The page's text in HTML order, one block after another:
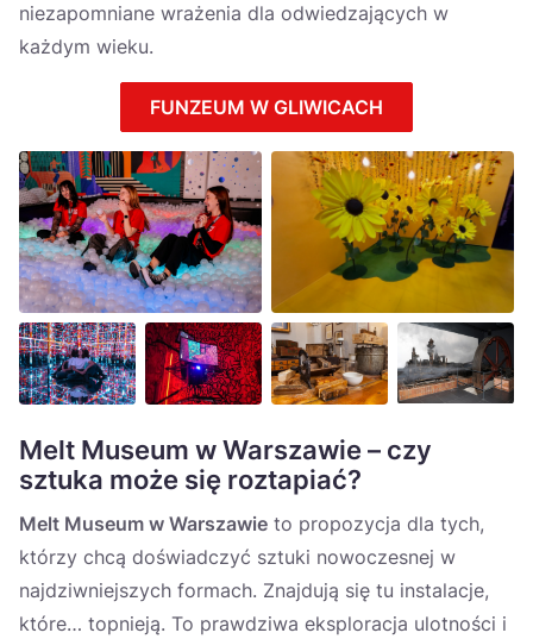
niezapomniane wrażenia dla odwiedzających w
każdym wieku.
FUNZEUM W GLIWICACH
Melt Museum w Warszawie – czy
sztuka może się roztapiać?
Melt Museum w Warszawie to propozycja dla tych,
którzy chcą doświadczyć sztuki nowoczesnej w
najdziwniejszych formach. Znajdują się tu instalacje,
które… topnieją. To prawdziwa eksploracja ulotności i